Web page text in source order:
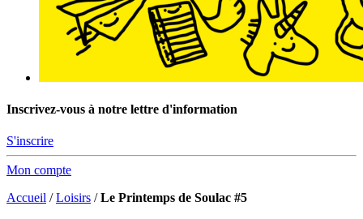
Inscrivez-vous à notre lettre d'information
S'inscrire
Mon compte
Accueil /Loisirs /Le Printemps de Soulac #5